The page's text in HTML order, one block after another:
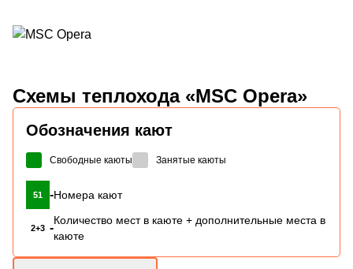
Схемы теплохода «MSC Opera»
Обозначения кают
Свободные каюты Занятые каюты
51 -Номера кают
2+3 -
Количество мест в каюте + дополнительные места в
каюте